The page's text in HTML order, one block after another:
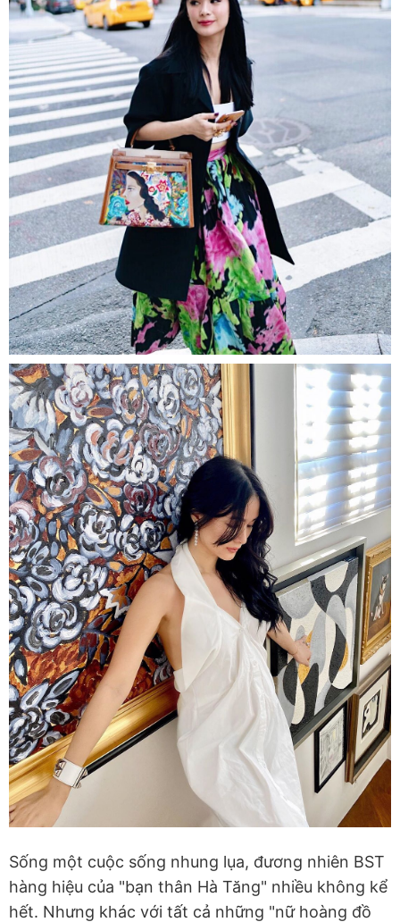
Sống một cuộc sống nhung lụa, đương nhiên BST
hàng hiệu của "bạn thân Hà Tăng" nhiều không kể
hết. Nhưng khác với tất cả những "nữ hoàng đồ